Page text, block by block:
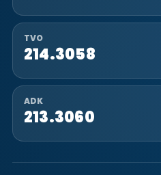
TVO
214.3058
ADK
213.3060